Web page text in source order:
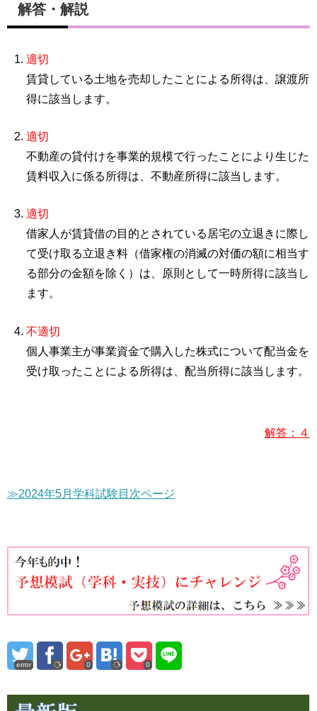
解答・解説
適切
賃貸している土地を売却したことによる所得は、譲渡所
得に該当します。
適切
不動産の貸付けを事業的規模で行ったことにより生じた
賃料収入に係る所得は、不動産所得に該当します。
適切
借家人が賃貸借の目的とされている居宅の立退きに際し
て受け取る立退き料（借家権の消滅の対価の額に相当す
る部分の金額を除く）は、原則として一時所得に該当し
ます。
不適切
個人事業主が事業資金で購入した株式について配当金を
受け取ったことによる所得は、配当所得に該当します。
解答：４
≫2024年5月学科試験目次ページ
error 0 0